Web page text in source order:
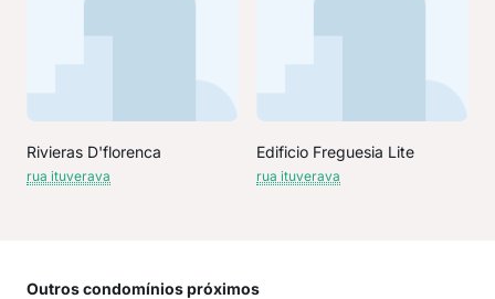
Rivieras D'florenca
rua ituverava
Edificio Freguesia Lite
rua ituverava
Outros condomínios próximos